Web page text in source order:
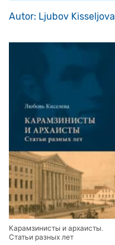
Autor: Ljubov Kisseljova
Карамзинисты и архаисты.
Статьи разных лет